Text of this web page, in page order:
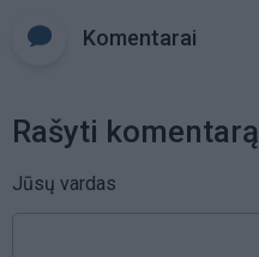
Komentarai
Rašyti komentarą
Jūsų vardas